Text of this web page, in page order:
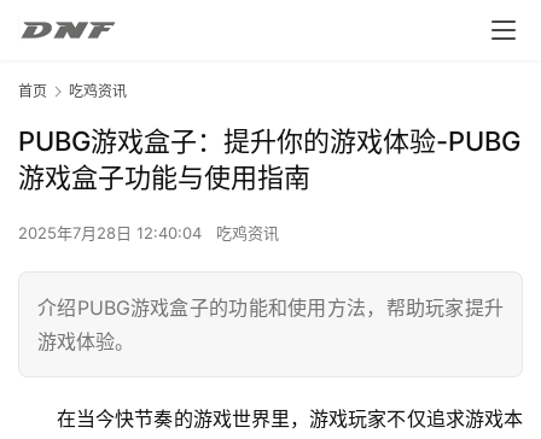
首页 吃鸡资讯
PUBG游戏盒子：提升你的游戏体验-PUBG
游戏盒子功能与使用指南
2025年7月28日 12:40:04 吃鸡资讯
介绍PUBG游戏盒子的功能和使用方法，帮助玩家提升
游戏体验。
在当今快节奏的游戏世界里，游戏玩家不仅追求游戏本